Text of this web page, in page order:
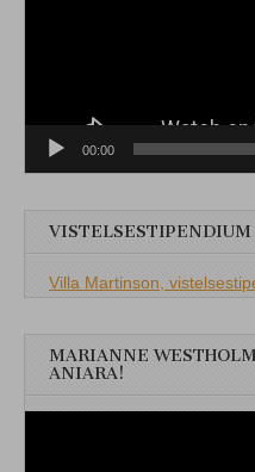
00:00
Villa Martinson,
MARIANNE
ANIARA!